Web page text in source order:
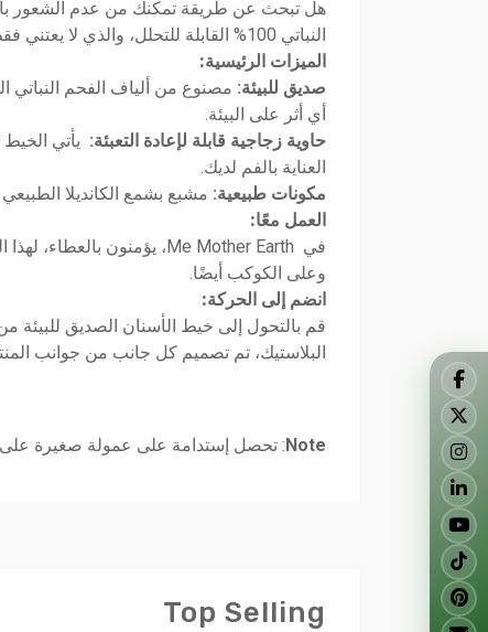
النباتي 100% القابلة للتحلل، والذي لا يعتني فقط بأسنانك بل تحافظ على الكوكب أيضًا.
الميزات الرئيسية:
صديق للبيئة:
أي أثر على البيئة.
حاوية زجاجية قابلة لإعادة التعبئة: يأتي
العناية بالفم لديك.
مكونات طبيعية: مشبع بشمع الكانديلا
العمل معًا:
وعلى الكوكب أيضًا.
انضم إلى الحركة:
البلاستيك، تم تصميم كل جانب من جوانب
Note: تحصل إستدامة على عمولة صغيرة على
Top Selling